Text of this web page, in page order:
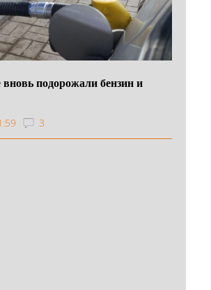
подорожали бензин и
3